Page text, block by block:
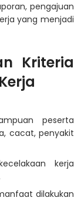
pengajuan
yang menjadi
Kriteria
peserta
cacat, penyakit
kerja
dilakukan